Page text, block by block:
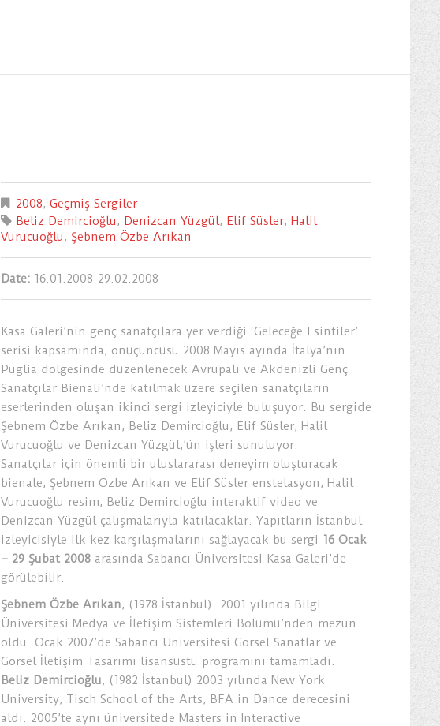
2008, Geçmiş Sergiler
Beliz Demircioğlu, Denizcan Yüzgül, Elif Süsler, Halil
Vurucuoğlu, Şebnem Özbe Arıkan
Date: 16.01.2008-29.02.2008
Kasa Galeri’nin genç sanatçılara yer verdiği ‘Geleceğe Esintiler’
serisi kapsamında, onüçüncüsü 2008 Mayıs ayında İtalya’nın
Puglia dölgesinde düzenlenecek Avrupalı ve Akdenizli Genç
Sanatçılar Bienali’nde katılmak üzere seçilen sanatçıların
eserlerinden oluşan ikinci sergi izleyiciyle buluşuyor. Bu sergide
Şebnem Özbe Arıkan, Beliz Demircioğlu, Elif Süsler, Halil
Vurucuoğlu ve Denizcan Yüzgül,’ün işleri sunuluyor.
Sanatçılar için önemli bir uluslararası deneyim oluşturacak
bienale, Şebnem Özbe Arıkan ve Elif Süsler enstelasyon, Halil
Vurucuoğlu resim, Beliz Demircioğlu interaktif video ve
Denizcan Yüzgül çalışmalarıyla katılacaklar. Yapıtların İstanbul
izleyicisiyle ilk kez karşılaşmalarını sağlayacak bu sergi 16 Ocak
– 29 Şubat 2008 arasında Sabancı Üniversitesi Kasa Galeri’de
görülebilir.
Şebnem Özbe Arıkan, (1978 İstanbul). 2001 yılında Bilgi
Üniversitesi Medya ve İletişim Sistemleri Bölümü’nden mezun
oldu. Ocak 2007’de Sabancı Universitesi Görsel Sanatlar ve
Görsel İletişim Tasarımı lisansüstü programını tamamladı.
Beliz Demircioğlu, (1982 İstanbul) 2003 yılında New York
University, Tisch School of the Arts, BFA in Dance derecesini
aldı. 2005’te aynı üniversitede Masters in Interactive